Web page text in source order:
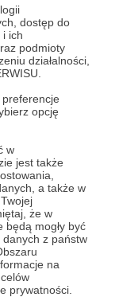
dostęp do
i ich
podmioty
działalności,
opcję
w
jest także
a także w
że w
będą mogły być
z państw
na
prywatności.
Pora to